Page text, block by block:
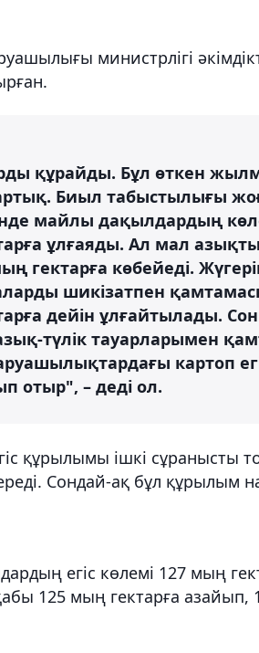
министрлігі
құрайды. Бұл өткен
Биыл табыстылығы
майлы дақылдардың
ұлғаяды. Ал мал
гектарға көбейеді.
шикізатпен
дейін ұлғайтылады.
түлік тауарларымен
картоп
отыр", – деді ол.
құрылымы ішкі сұранысты
Сондай-ақ бұл құрылым
егіс көлемі 127 мың
125 мың гектарға азайып,